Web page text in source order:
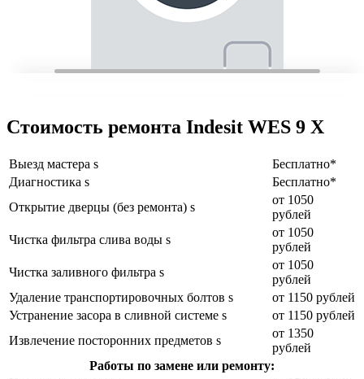
Стоимость ремонта Indesit WES 9 X
Выезд мастера s
Бесплатно*
Диагностика s
Бесплатно*
Открытие дверцы (без ремонта) s
от 1050
рублей
Чистка фильтра слива воды s
от 1050
рублей
Чистка заливного фильтра s
от 1050
рублей
Удаление транспортировочных болтов s
от 1150 рублей
Устранение засора в сливной системе s
от 1150 рублей
Извлечение посторонних предметов s
от 1350
рублей
Работы по замене или ремонту: